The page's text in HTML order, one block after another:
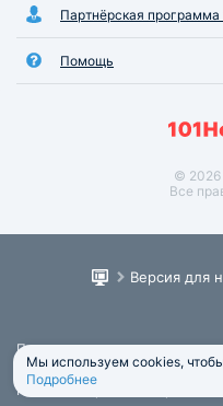
Партнёрская программа
Помощь
© 2026
Все
Версия для
Пользовательское соглашение
Юридическая информация
Политика обработки
Мы используем cookies,
Подробнее